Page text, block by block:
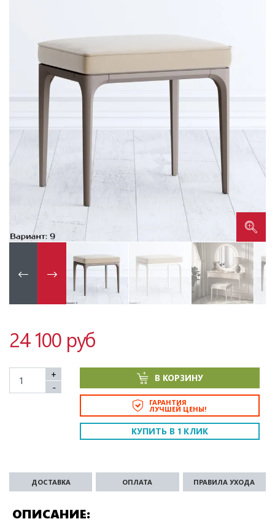
24 100 руб
+
-
В КОРЗИНУ
ГАРАНТИЯ
ЛУЧШЕЙ ЦЕНЫ!
КУПИТЬ В 1 КЛИК
ОПИСАНИЕ
ДОСТАВКА ОПЛАТА ПРАВИЛА УХОДА